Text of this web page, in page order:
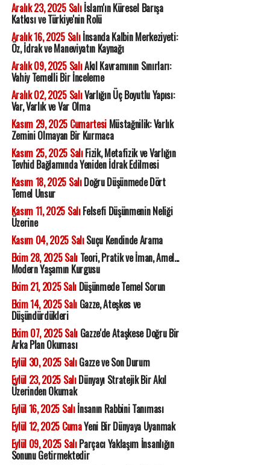
Aralık 23, 2025 Salıİslam'ın Küresel Barışa
Katkısı ve Türkiye'nin Rolü
Aralık 16, 2025 Salıİnsanda Kalbin Merkeziyeti:
Öz, İdrak ve Maneviyatın Kaynağı
Aralık 09, 2025 SalıAkıl Kavramının Sınırları:
Vahiy Temelli Bir İnceleme
Aralık 02, 2025 SalıVarlığın Üç Boyutlu Yapısı:
Var, Varlık ve Var Olma
Kasım 29, 2025 CumartesiMüstağnilik: Varlık
Zemini Olmayan Bir Kurmaca
Kasım 25, 2025 SalıFizik, Metafizik ve Varlığın
Tevhid Bağlamında Yeniden İdrak Edilmesi
Kasım 18, 2025 SalıDoğru Düşünmede Dört
Temel Unsur
Kasım 11, 2025 SalıFelsefi Düşünmenin Neliği
Üzerine
Kasım 04, 2025 SalıSuçu Kendinde Arama
Ekim 28, 2025 SalıTeori, Pratik ve İman, Amel...
Modern Yaşamın Kurgusu
Ekim 21, 2025 SalıDüşünmede Temel Sorun
Ekim 14, 2025 SalıGazze, Ateşkes ve
Düşündürdükleri
Ekim 07, 2025 SalıGazze'de Ataşkese Doğru Bir
Arka Plan Okuması
Eylül 30, 2025 SalıGazze ve Son Durum
Eylül 23, 2025 SalıDünyayı Stratejik Bir Akıl
Üzerinden Okumak
Eylül 16, 2025 Salıİnsanın Rabbini Tanıması
Eylül 12, 2025 CumaYeni Bir Dünyaya Uyanmak
Eylül 09, 2025 SalıParçacı Yaklaşım İnsanlığın
Sonunu Getirmektedir